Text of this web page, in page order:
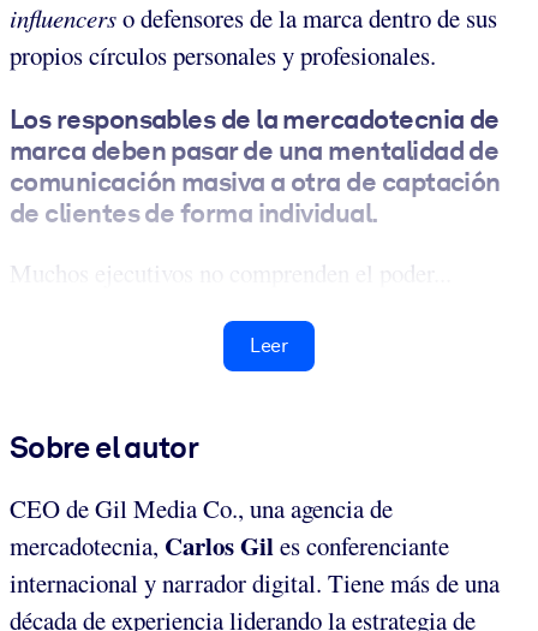
influencerso defensores de la marca dentro de sus
propios círculos personales y profesionales.
Los responsables de la mercadotecnia de
marca deben pasar de una mentalidad de
comunicación masiva a otra de captación
de clientes de forma individual.
Muchos ejecutivos no comprenden el poder...
Leer
Sobre el autor
CEO de Gil Media Co., una agencia de
mercadotecnia, Carlos Giles conferenciante
internacional y narrador digital. Tiene más de una
década de experiencia liderando la estrategia de